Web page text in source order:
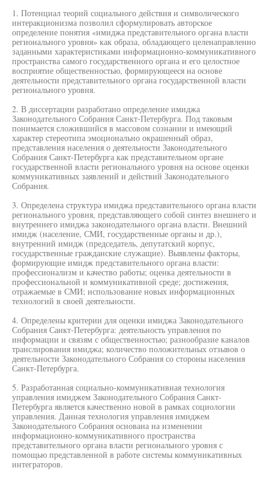
1. Потенциал теорий социального действия и символического
интеракционизма позволил сформулировать авторское
определение понятия «имиджа представительного органа власти
регионального уровня» как образа, обладающего целенаправленно
заданными характеристиками информационно-коммуникативного
пространства самого государственного органа и его целостное
восприятие общественностью, формирующееся на основе
деятельности представительного органа государственной власти
регионального уровня.
2. В диссертации разработано определение имиджа
Законодательного Собрания Санкт-Петербурга. Под таковым
понимается сложившийся в массовом сознании и имеющий
характер стереотипа эмоционально окрашенный образ,
представления населения о деятельности Законодательного
Собрания Санкт-Петербурга как представительном органе
государственной власти регионального уровня на основе оценки
коммуникативных заявлений и действий Законодательного
Собрания.
3. Определена структура имиджа представительного органа власти
регионального уровня, представляющего собой синтез внешнего и
внутреннего имиджа законодательного органа власти. Внешний
имидж (население, СМИ, государственные органы и др.),
внутренний имидж (председатель, депутатский корпус,
государственные гражданские служащие). Выявлены факторы,
формирующие имидж представительного органа власти:
профессионализм и качество работы; оценка деятельности в
профессиональной и коммуникативной среде; достижения,
отражаемые в СМИ; использование новых информационных
технологий в своей деятельности.
4. Определены критерии для оценки имиджа Законодательного
Собрания Санкт-Петербурга: деятельность управления по
информации и связям с общественностью; разнообразие каналов
транслирования имиджа; количество положительных отзывов о
деятельности Законодательного Собрания со стороны населения
Санкт-Петербурга.
5. Разработанная социально-коммуникативная технология
управления имиджем Законодательного Собрания Санкт-
Петербурга является качественно новой в рамках социологии
управления. Данная технология управления имиджем
Законодательного Собрания основана на изменении
информационно-коммуникативного пространства
представительного органа власти регионального уровня с
помощью представленной в работе системы коммуникативных
интеграторов.